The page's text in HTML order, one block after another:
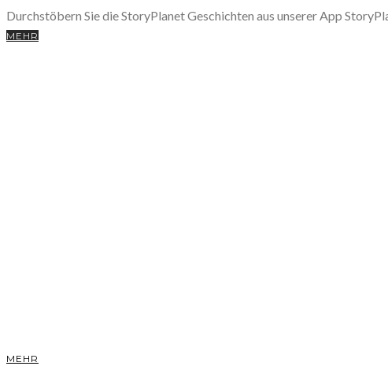
Durchstöbern Sie die StoryPlanet Geschichten aus unserer App
MEHR
MEHR